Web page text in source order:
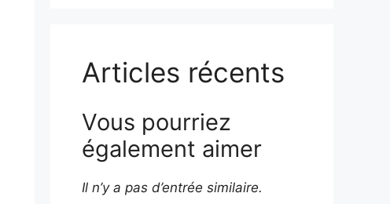
Articles récents
Vous pourriez
également aimer
Il n’y a pas d’entrée similaire.